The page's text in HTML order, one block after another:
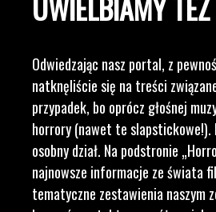
Odwiedzając nasz portal, z
natknęliście się na treści
przypadek, bo oprócz głośnej
horrory (nawet te slapstickowe!).
osobny dział. Na podstronie
najnowsze informacje ze świata
tematyczne zestawienia naszym